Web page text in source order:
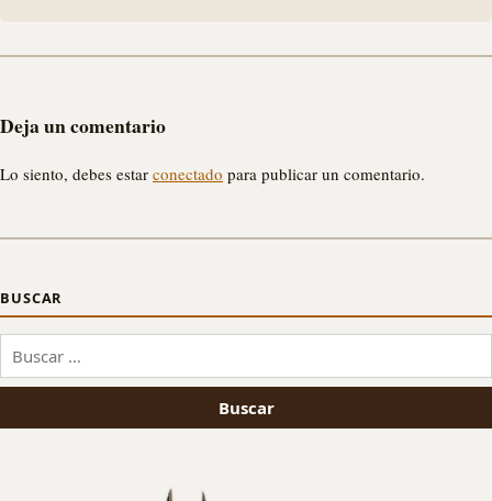
Deja un comentario
Lo siento, debes estar conectado para publicar un comentario.
BUSCAR
Buscar: